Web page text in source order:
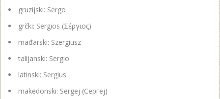
gruzijski: Sergo
grčki: Sergios (Σέργιος)
mađarski: Szergiusz
talijanski: Sergio
latinski: Sergius
makedonski: Sergej (Сергеј)